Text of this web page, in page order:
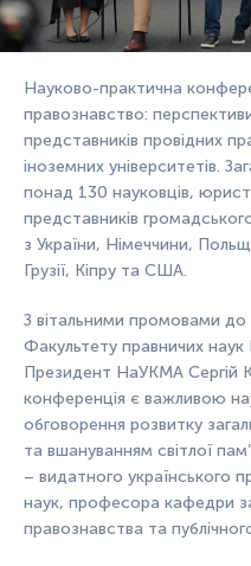
Науково-практична
правознавство:
представників провідних
іноземних університетів.
понад 130 науковців,
представників
з України, Німеччини,
Грузії, Кіпру та США.
З вітальними промовами до
Факультету правничих
Президент НаУКМА Сергій
конференція є важливою
обговорення розвитку
та вшануванням світлої
– видатного українського
наук, професора кафедри
правознавства та